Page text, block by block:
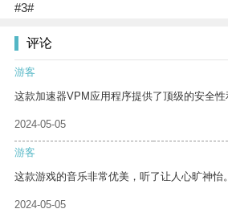
#3#
评论
游客
这款加速器VPM应用程序提供了顶级的安全性
2024-05-05
游客
这款游戏的音乐非常优美，听了让人心旷神怡。
2024-05-05